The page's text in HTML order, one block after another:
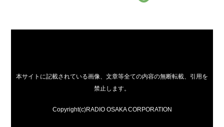
本サイトに記載されている画像、文章等全ての内容の無断転載、引用を
禁止します。
Copyright(c)RADIO OSAKA CORPORATION